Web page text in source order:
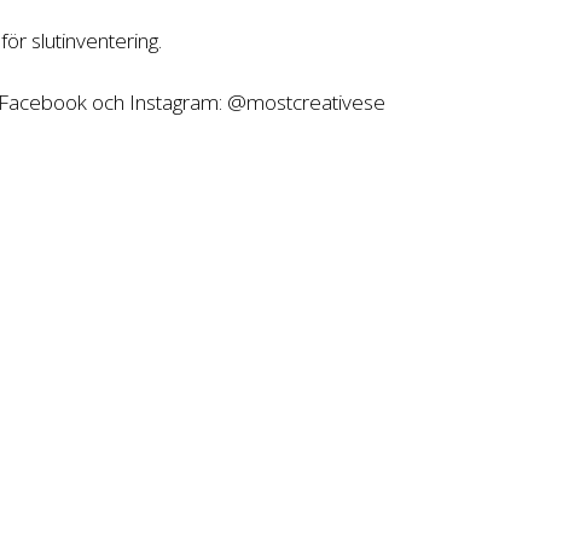
slutinventering.
och Instagram: @mostcreativese